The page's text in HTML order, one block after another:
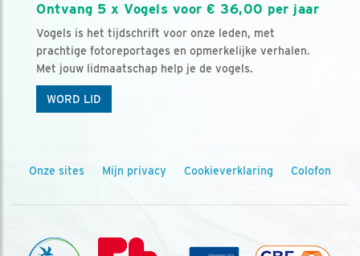
Ontvang 5 x Vogels voor € 36,00 per jaar
Vogels is het tijdschrift voor onze leden, met
prachtige fotoreportages en opmerkelijke verhalen.
Met jouw lidmaatschap help je de vogels.
WORD LID
Onze sites Mijn privacy Cookieverklaring Colofon